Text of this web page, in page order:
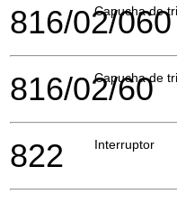
Capucha de
816/02/060
Capucha de
816/02/60
Interruptor
822